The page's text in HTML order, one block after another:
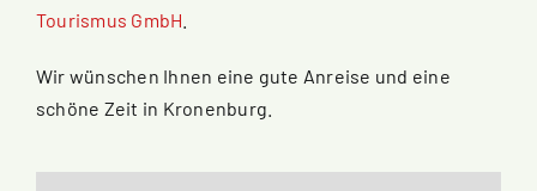
Tourismus GmbH
Wir wünschen Ihnen eine gute Anreise und eine
schöne Zeit in Kronenburg.